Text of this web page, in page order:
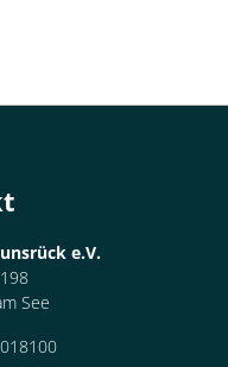
e.V.
See